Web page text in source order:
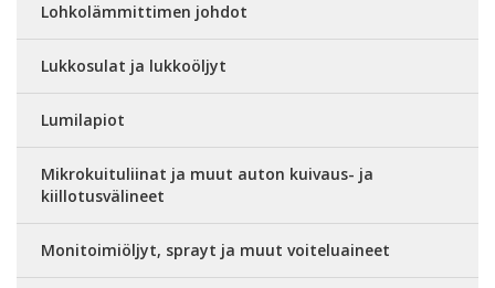
Lohkolämmittimen johdot
Lukkosulat ja lukkoöljyt
Lumilapiot
Mikrokuituliinat ja muut auton kuivaus- ja
kiillotusvälineet
Monitoimiöljyt, sprayt ja muut voiteluaineet